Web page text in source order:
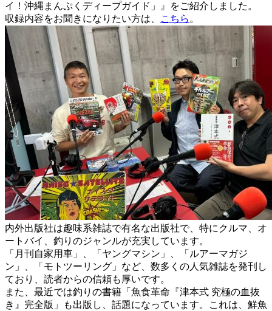
イ！沖縄まんぷくディープガイド」』をご紹介しました。
収録内容をお聞きになりたい方は、
こちら 。
内外出版社は趣味系雑誌で有名な出版社で、特にクルマ、オ
ートバイ、釣りのジャンルが充実しています。
「月刊自家用車」、「ヤングマシン」、「ルアーマガジ
ン」、「モトツーリング」など、数多くの人気雑誌を発刊し
ており、読者からの信頼も厚いです。
また、最近では釣りの書籍「魚食革命『津本式 究極の血抜
き』完全版」も出版し、話題になっています。これは、鮮魚